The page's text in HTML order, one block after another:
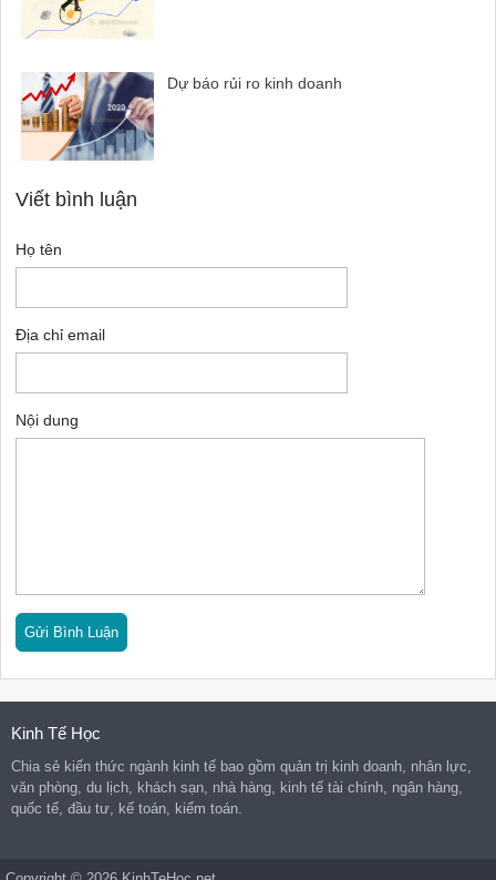
Dự báo rủi ro kinh doanh
Viết bình luận
Họ tên
Địa chỉ email
Nội dung
Kinh Tế Học
Chia sẻ kiến thức ngành kinh tế bao gồm quản trị kinh doanh, nhân lực,
văn phòng, du lịch, khách sạn, nhà hàng, kinh tế tài chính, ngân hàng,
quốc tế, đầu tư, kế toán, kiểm toán.